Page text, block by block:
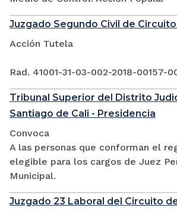
Juzgado Segundo Civil de
Acción Tutela
Rad. 41001-31-03-002-2018-00157-
Tribunal Superior del Distrito
Santiago de Cali - Presidencia
Convoca
A las personas que conforman el
elegible para los cargos de Juez
Municipal.
Juzgado 23 Laboral del Circuito